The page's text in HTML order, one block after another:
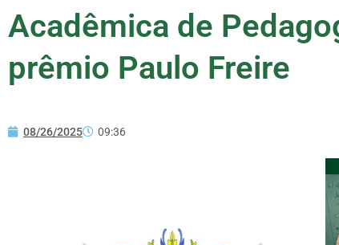
Acadêmica de
prêmio Paulo Freire
08/26/2025 09:36